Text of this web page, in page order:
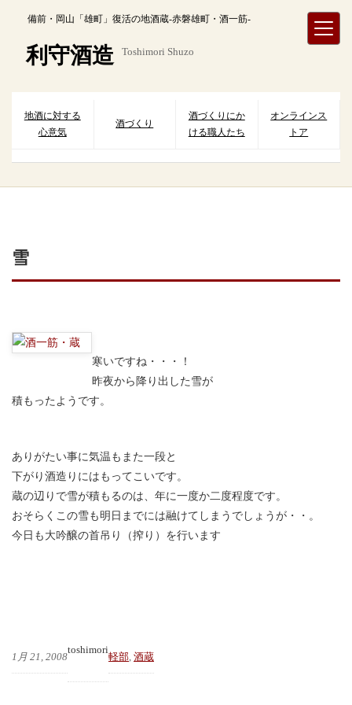
備前・岡山「雄町」復活の地酒蔵-赤磐雄町・酒一筋-
利守酒造 Toshimori Shuzo
地酒に対する
心意気
酒づくり
酒づくりにか
ける職人たち
オンラインス
トア
雪
寒いですね・・・！
昨夜から降り出した雪が
積もったようです。
ありがたい事に気温もまた一段と
下がり酒造りにはもってこいです。
蔵の辺りで雪が積もるのは、年に一度か二度程度です。
おそらくこの雪も明日までには融けてしまうでしょうが・・。
今日も大吟醸の首吊り（搾り）を行います
1月 21, 2008
toshimori
軽部 酒蔵